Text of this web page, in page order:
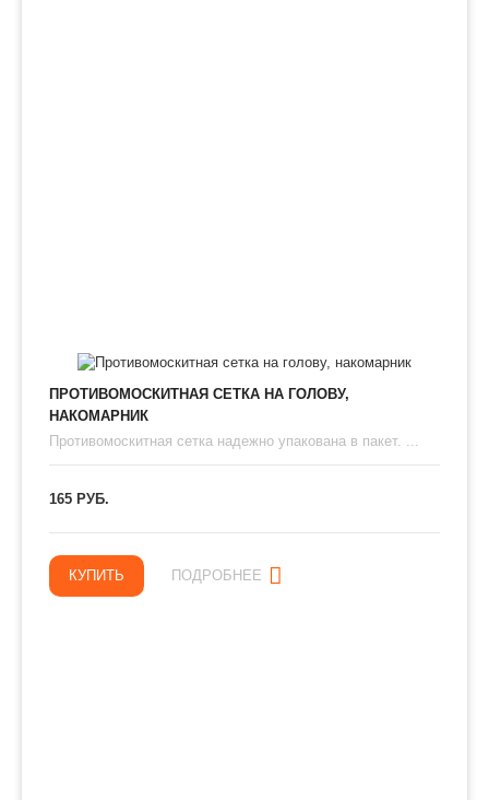
ПРОТИВОМОСКИТНАЯ СЕТКА НА ГОЛОВУ,
НАКОМАРНИК
Противомоскитная сетка надежно упакована в пакет. ...
165 РУБ.
КУПИТЬ ПОДРОБНЕЕ